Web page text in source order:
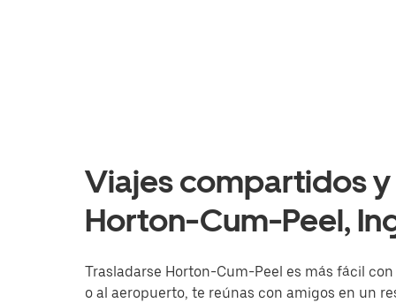
Viajes compartidos
Horton-Cum-Peel,
Trasladarse Horton-Cum-Peel es más fácil
o al aeropuerto, te reúnas con amigos en un